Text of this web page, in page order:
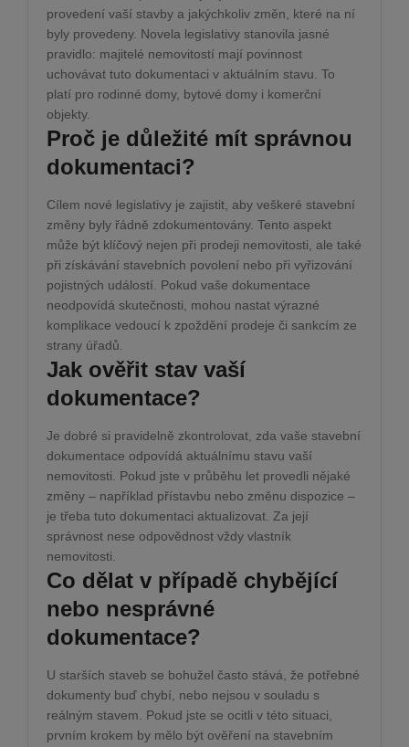
provedení vaší stavby a jakýchkoliv změn, které na ní
byly provedeny. Novela legislativy stanovila jasné
pravidlo: majitelé nemovitostí mají povinnost
uchovávat tuto dokumentaci v aktuálním stavu. To
platí pro rodinné domy, bytové domy i komerční
objekty.
Proč je důležité mít správnou
dokumentaci?
Cílem nové legislativy je zajistit, aby veškeré stavební
změny byly řádně zdokumentovány. Tento aspekt
může být klíčový nejen při prodeji nemovitosti, ale také
při získávání stavebních povolení nebo při vyřizování
pojistných událostí. Pokud vaše dokumentace
neodpovídá skutečnosti, mohou nastat výrazné
komplikace vedoucí k zpoždění prodeje či sankcím ze
strany úřadů.
Jak ověřit stav vaší
dokumentace?
Je dobré si pravidelně zkontrolovat, zda vaše stavební
dokumentace odpovídá aktuálnímu stavu vaší
nemovitosti. Pokud jste v průběhu let provedli nějaké
změny – například přístavbu nebo změnu dispozice –
je třeba tuto dokumentaci aktualizovat. Za její
správnost nese odpovědnost vždy vlastník
nemovitosti.
Co dělat v případě chybějící
nebo nesprávné
dokumentace?
U starších staveb se bohužel často stává, že potřebné
dokumenty buď chybí, nebo nejsou v souladu s
reálným stavem. Pokud jste se ocitli v této situaci,
prvním krokem by mělo být ověření na stavebním